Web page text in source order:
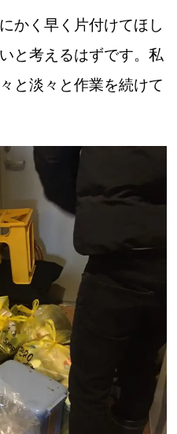
かく早く片付けてほし
と考えるはずです。私
と淡々と作業を続けて